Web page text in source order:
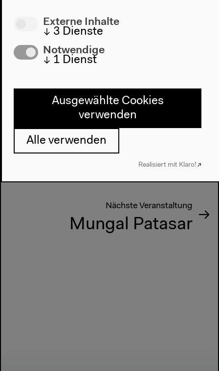
Vorherige Veranstaltung
Shama Rahman
Nächste Veranstaltung
Mungal Patasar
Externe Inhalte
↓ 3 Dienste
Notwendige
↓ 1 Dienst
Ausgewählte Cookies
verwenden
Alle verwenden
Realisiert mit Klaro!